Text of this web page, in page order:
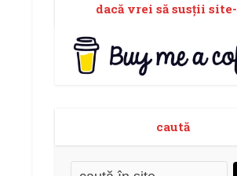
dacă vrei să susţii
caută